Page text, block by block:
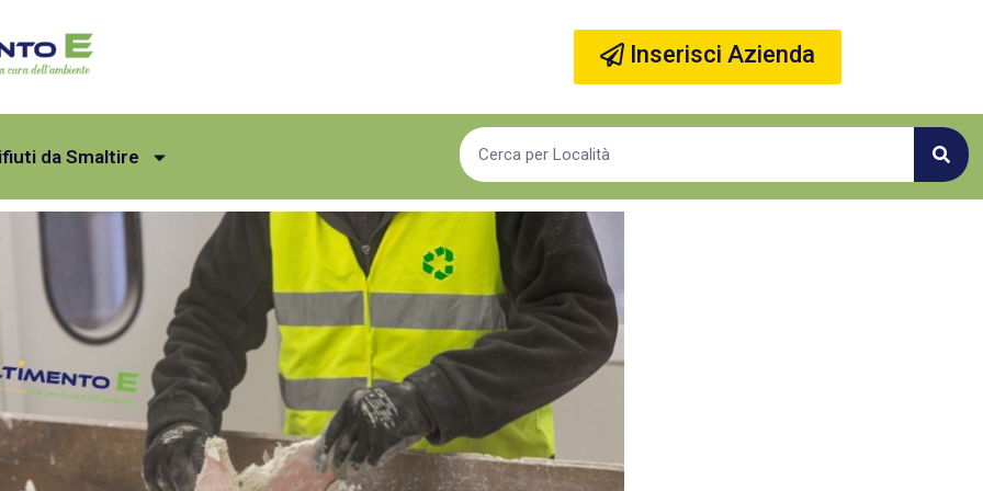
Inserisci Azienda
da Smaltire